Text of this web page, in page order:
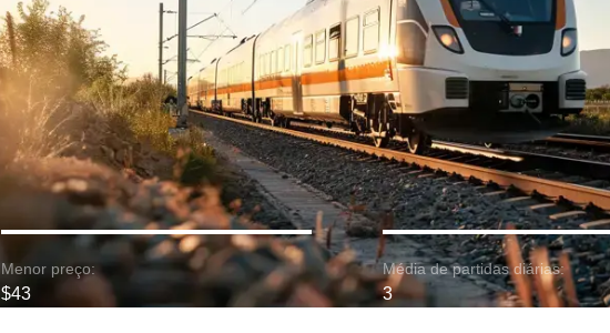
Menor preço:
$43
Média de partidas diárias:
3